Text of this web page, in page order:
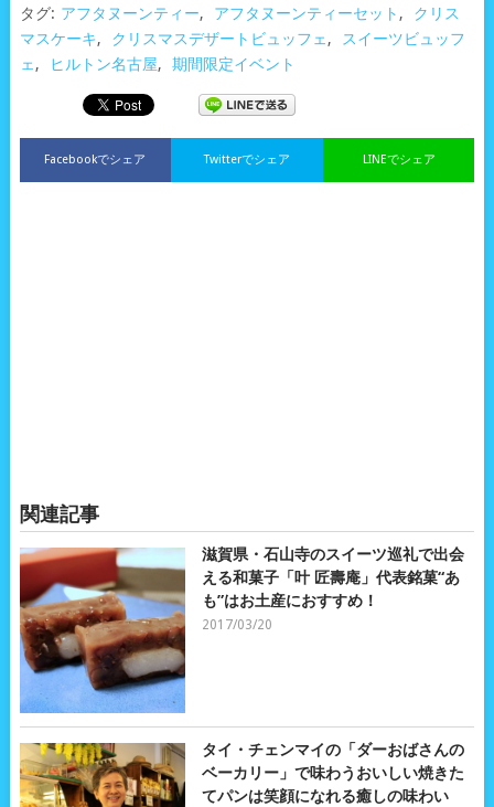
タグ: アフタヌーンティー, アフタヌーンティーセット ,
クリス
マスケーキ, クリスマスデザートビュッフェ ,
スイーツビュッフ
ェ , ヒルトン名古屋, 期間限定イベント
Facebookでシェア LINEでシェア
Twitterでシェア
関連記事
滋賀県・石山寺のスイーツ巡礼で出会
える和菓子「叶 匠壽庵」代表銘菓“あ
も”はお土産におすすめ！
2017/03/20
タイ・チェンマイの「ダーおばさんの
ベーカリー」で味わうおいしい焼きた
てパンは笑顔になれる癒しの味わい